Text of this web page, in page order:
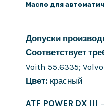
Масло для
Допуски
Соответствует
Voith 55.6335; Volvo
Цвет: красный
ATF POWER DX III